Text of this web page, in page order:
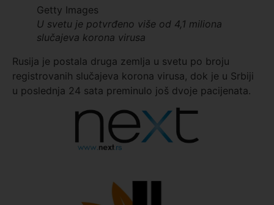
Getty Images
U svetu je potvrđeno više od 4,1 miliona
slučajeva korona virusa
Rusija je postala druga zemlja u svetu po broju
registrovanih slučajeva korona virusa, dok je u Srbiji
u poslednja 24 sata preminulo još dvoje pacijenata.